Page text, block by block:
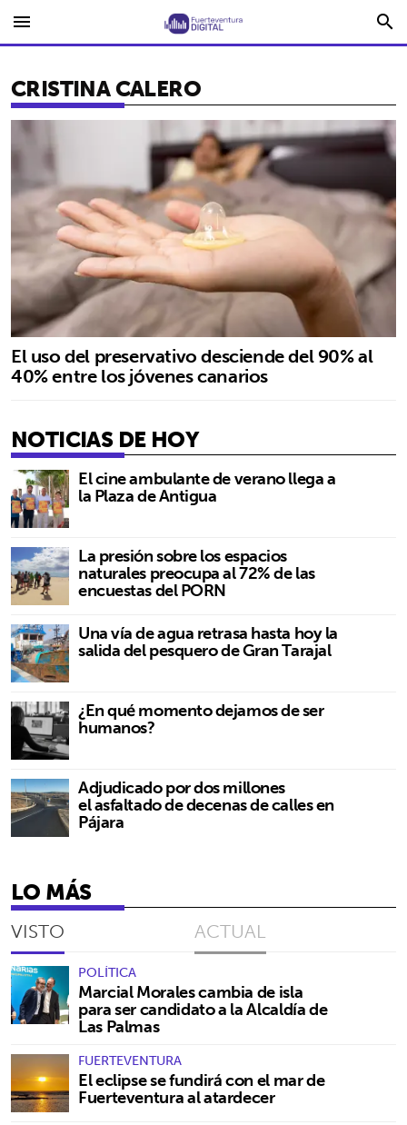
menu search
CRISTINA CALERO
El uso del preservativo desciende del 90% al
40% entre los jóvenes canarios
NOTICIAS DE HOY
El cine ambulante de verano llega a
la Plaza de Antigua
La presión sobre los espacios
naturales preocupa al 72% de las
encuestas del PORN
Una vía de agua retrasa hasta hoy la
salida del pesquero de Gran Tarajal
¿En qué momento dejamos de ser
humanos?
Adjudicado por dos millones
el asfaltado de decenas de calles en
Pájara
LO MÁS
VISTO ACTUAL
POLÍTICA
Marcial Morales cambia de isla
para ser candidato a la Alcaldía de
Las Palmas
FUERTEVENTURA
El eclipse se fundirá con el mar de
Fuerteventura al atardecer